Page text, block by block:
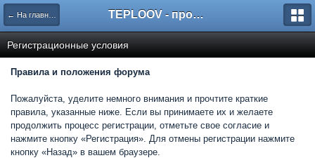
← На главную TEPLOOV - программный комплекс для расчёта систем отопления и вентиляции
Регистрационные условия
Правила и положения форума
Пожалуйста, уделите немного внимания и прочтите краткие
правила, указанные ниже. Если вы принимаете их и желаете
продолжить процесс регистрации, отметьте свое согласие и
нажмите кнопку «Регистрация». Для отмены регистрации нажмите
кнопку «Назад» в вашем браузере.